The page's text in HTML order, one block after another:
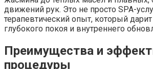
движений рук. Это не просто SPA-
терапевтический опыт, который
глубокого покоя и внутреннего
Преимущества и
процедуры